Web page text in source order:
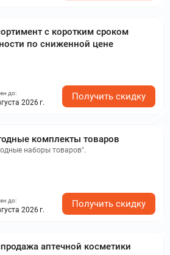
с коротким сроком
по сниженной цене
до:
2026 г.
Получить скидку
комплекты товаров
наборы товаров".
до:
2026 г.
Получить скидку
аптечной косметики